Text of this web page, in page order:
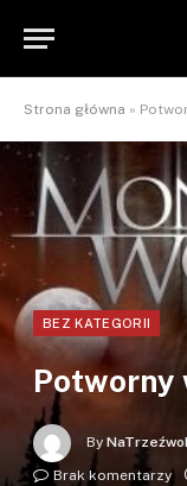
Strona główna »
BEZ KATEGORII
Potworny
By
Brak komentarzy